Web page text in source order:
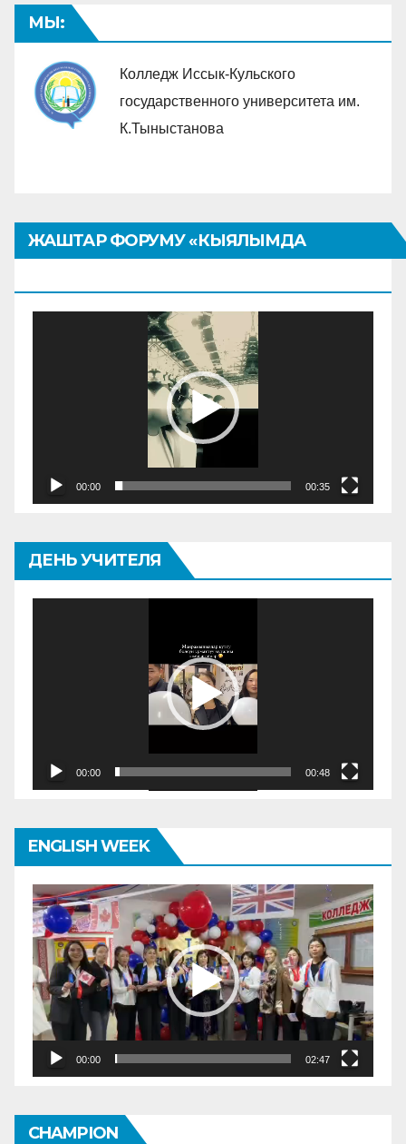
МЫ:
Колледж Иссык-Кульского
государственного университета им.
К.Тыныстанова
ЖАШТАР ФОРУМУ «КЫЯЛЫМДА
00:00 00:35
ДЕНЬ УЧИТЕЛЯ
00:00 00:48
ENGLISH WEEK
Видеоплеер
00:00 02:47
CHAMPION